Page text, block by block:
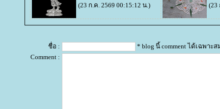
(23 ก.ค. 2569 00:15:12 น.) (23
ชื่อ :
* blog นี้ comment ได้เฉพาะ
Comment :